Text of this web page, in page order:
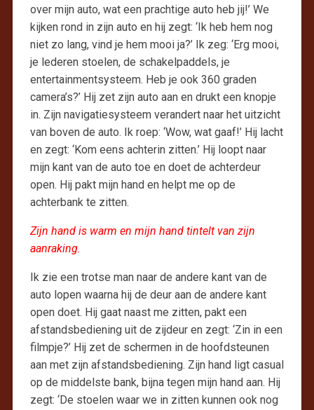
over mijn auto, wat een prachtige auto heb jij!’ We
kijken rond in zijn auto en hij zegt: ‘Ik heb hem nog
niet zo lang, vind je hem mooi ja?’ Ik zeg: ‘Erg mooi,
je lederen stoelen, de schakelpaddels, je
entertainmentsysteem. Heb je ook 360 graden
camera’s?’ Hij zet zijn auto aan en drukt een knopje
in. Zijn navigatiesysteem verandert naar het uitzicht
van boven de auto. Ik roep: ‘Wow, wat gaaf!’ Hij lacht
en zegt: ‘Kom eens achterin zitten.’ Hij loopt naar
mijn kant van de auto toe en doet de achterdeur
open. Hij pakt mijn hand en helpt me op de
achterbank te zitten.
Zijn hand is warm en mijn hand tintelt van zijn
aanraking.
Ik zie een trotse man naar de andere kant van de
auto lopen waarna hij de deur aan de andere kant
open doet. Hij gaat naast me zitten, pakt een
afstandsbediening uit de zijdeur en zegt: ‘Zin in een
filmpje?’ Hij zet de schermen in de hoofdsteunen
aan met zijn afstandsbediening. Zijn hand ligt casual
op de middelste bank, bijna tegen mijn hand aan. Hij
zegt: ‘De stoelen waar we in zitten kunnen ook nog